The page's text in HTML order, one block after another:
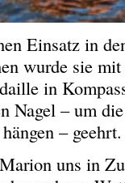
Einsatz in
wurde sie
in
Nagel – um
hängen – geehrt.
uns in